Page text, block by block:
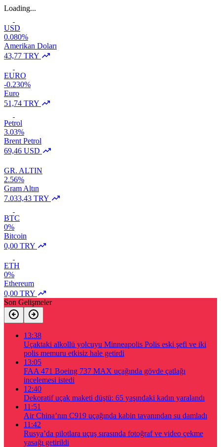
Loading...
USD
0.080%
Amerikan Doları
43,77 TRY
EURO
-0.230%
Euro
51,74 TRY
Petrol
3.03%
Brent Petrol
69,46 USD
GR. ALTIN
2.56%
Gram Altın
7.033,43 TRY
BTC
0%
Bitcoin
0,00 TRY
ETH
0%
Ethereum
0,00 TRY
Son Gelişmeler
13:38
Uçaktaki alkollü yolcuyu Minneapolis Polis eski şefi ve iki
polis memuru etkisiz hale getirdi
13:05
FAA 471 Boeing 737 MAX uçağında gövde çatlağı
incelemesi istedi
12:40
Dekoratif uçak maketi düştü: 65 yaşındaki kadın yaralandı
11:51
Air China’nın C919 uçağında kabin tavanından su damladı
11:42
Rusya’da pilotlara uçuş sırasında fotoğraf ve video çekme
yasağı getirildi